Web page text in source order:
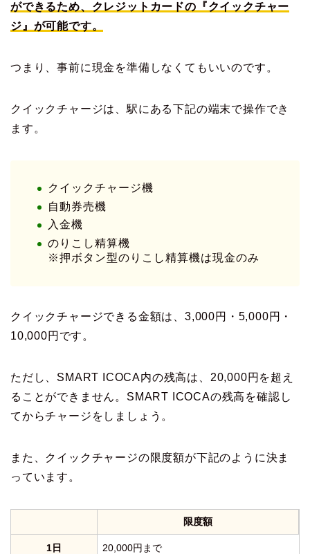
ができるため、クレジットカードの『クイックチャー
ジ』が可能です。
つまり、事前に現金を準備しなくてもいいのです。
クイックチャージは、駅にある下記の端末で操作でき
ます。
クイックチャージ機
自動券売機
入金機
のりこし精算機
※押ボタン型のりこし精算機は現金のみ
クイックチャージできる金額は、3,000円・5,000円・
10,000円です。
ただし、SMART ICOCA内の残高は、20,000円を超え
ることができません。SMART ICOCAの残高を確認し
てからチャージをしましょう。
また、クイックチャージの限度額が下記のように決ま
っています。
限度額
1日 20,000円まで